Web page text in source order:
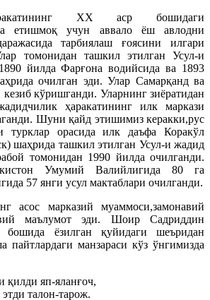
ХХ аср бошидаги
етишмоқ учун аввало ёш авлодни
тарбиялаш ғоясини илгари
томонидан ташкил этилган Усул-и
йилда Фарғона водийсида ва 1893
очилган эди. Улар Самарқанд ва
кўришганди. Уларнинг зиёратидан
ҳаракатининг илк маркази
Шуни қайд этишимиз керакки,рус
турклар орасида илк даъфа Коракўл
шаҳрида ташкил этилган Усул-и жадид
томонидан 1990 йилда очилганди.
Умумий Валийлигида 80 га
57 янги усул мактаблари очилганди.
асос марказий муаммоси,замонавий
маълумот эди. Шоир Садриддин
ёзилган қуйидаги шеъридан
пайтлардаги манзараси кўз ўнгимизда
қилди яп-яланғоч,
талон-тарож.